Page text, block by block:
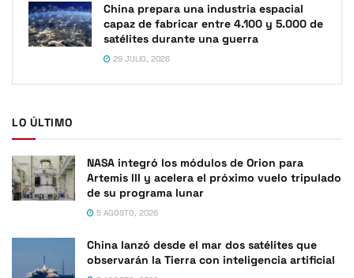
China prepara una industria espacial
capaz de fabricar entre 4.100 y 5.000 de
satélites durante una guerra
29 JULIO, 2026
LO ÚLTIMO
NASA integró los módulos de Orion para
Artemis III y acelera el próximo vuelo tripulado
de su programa lunar
5 AGOSTO, 2026
China lanzó desde el mar dos satélites que
observarán la Tierra con inteligencia artificial